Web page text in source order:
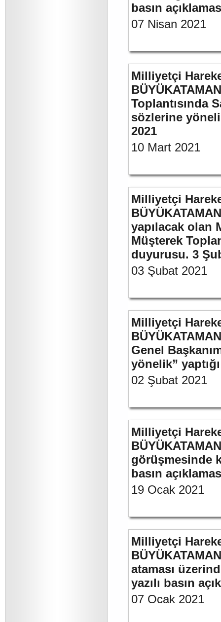
basın
07 Nisan 2021
Milliyetçi
Toplantısında
sözlerine
2021
10 Mart 2021
Milliyetçi
yapılacak olan
Müşterek
duyurusu. 3
03 Şubat 2021
Milliyetçi
Genel
yönelik”
02 Şubat 2021
Milliyetçi
görüşmesinde
basın
19 Ocak 2021
Milliyetçi
ataması
yazılı basın
07 Ocak 2021